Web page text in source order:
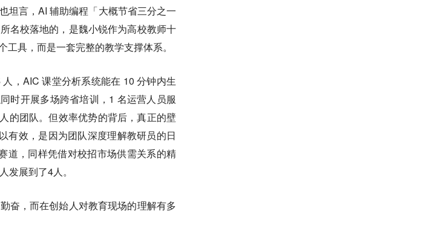
坦言，AI 辅助编程「大概节省三分之一
名校落地的，是魏小锐作为高校教师十
具，而是一套完整的教学支撑体系。
，AIC 课堂分析系统能在 10 分钟内生
时开展多场跨省培训，1 名运营人员服
的团队。但效率优势的背后，真正的壁
效，是因为团队深度理解教研员的日
道，同样凭借对校招市场供需关系的精
发展到了4人。
奋，而在创始人对教育现场的理解有多